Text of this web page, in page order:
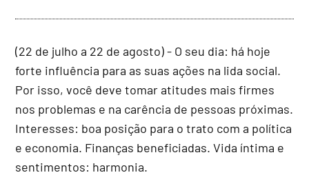
(22 de julho a 22 de agosto) - O seu dia: há hoje
forte influência para as suas ações na lida social.
Por isso, você deve tomar atitudes mais firmes
nos problemas e na carência de pessoas próximas.
Interesses: boa posição para o trato com a política
e economia. Finanças beneficiadas. Vida íntima e
sentimentos: harmonia.